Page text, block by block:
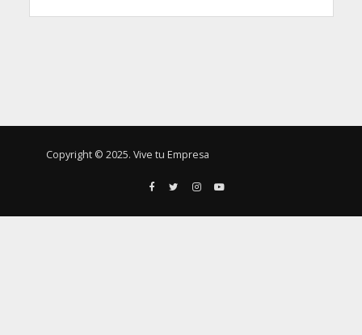
Copyright © 2025. Vive tu Empresa